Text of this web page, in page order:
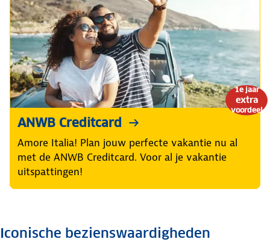
1e jaar
extra
voordeel
ANWB Creditcard
Amore Italia! Plan jouw perfecte vakantie nu al
met de ANWB Creditcard. Voor al je vakantie
uitspattingen!
Iconische bezienswaardigheden